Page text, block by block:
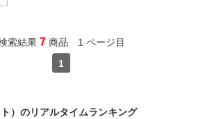
索結果 7商品 1 ページ目
1
）のリアルタイムランキング